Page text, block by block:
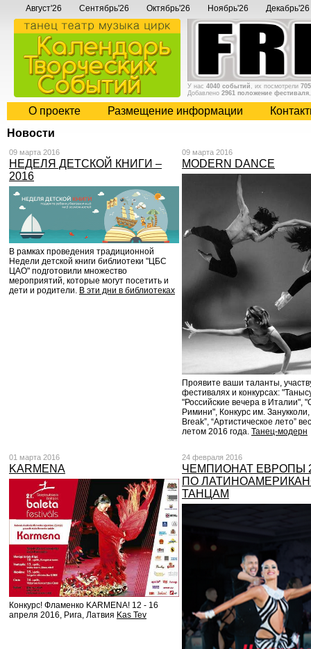
Август'26 Сентябрь'26 Октябрь'26 Ноябрь'26 Декабрь'26
У нас 4040 событий , их посмотрели
Добавлено 2961 положение фестиваля
О проекте Размещение информации
Новости
09 марта 2016
НЕДЕЛЯ ДЕТСКОЙ КНИГИ –
2016
В рамках проведения традиционной
Недели детской книги библиотеки "ЦБС
ЦАО" подготовили множество
мероприятий, которые могут посетить и
дети и родители. В эти дни в библиотеках
09 марта 2016
MODERN DANCE
Проявите ваши таланты,
фестивалях и конкурсах:
"Российские вечера в Италии",
Римини", Конкурс им. Занукколи,
Break”, “Артистическое лето”
летом 2016 года. Танец-модерн
01 марта 2016
KARMENA
Конкурс! Фламенко KARMENA! 12 - 16
апреля 2016, Рига, Латвия Kas Tev
24 февраля 2016
ЧЕМПИОНАТ ЕВРОПЫ
ПО
ТАНЦАМ